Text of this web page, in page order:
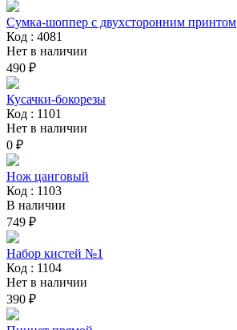
Сумка-шоппер с двухсторонним принтом
Код : 4081
Нет в наличии
490 ₽
Кусачки-бокорезы
Код : 1101
Нет в наличии
0 ₽
Нож цанговый
Код : 1103
В наличии
749 ₽
Набор кистей №1
Код : 1104
Нет в наличии
390 ₽